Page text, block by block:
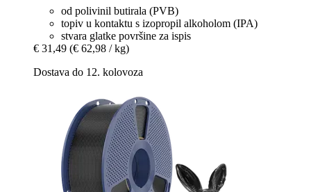
od polivinil butirala (PVB)
topiv u kontaktu s izopropil alkoholom (IPA)
stvara glatke površine za ispis
€ 31,49 (€ 62,98 / kg)
Dostava do 12. kolovoza